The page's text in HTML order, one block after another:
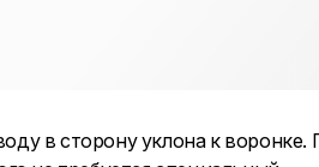
в сторону уклона к воронке.